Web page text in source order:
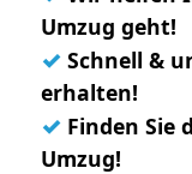
Umzug geht!
✓ Schnell &
erhalten!
✓ Finden Sie
Umzug!